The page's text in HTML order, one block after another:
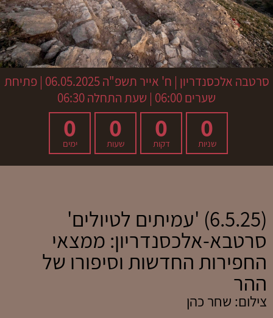
סרטבה אלכסנדריון | ח' אייר תשפ"ה
06.05.2025 | פתיחת
שערים 06:00 | שעת התחלה 06:30
0
שניות
0
דקות
0
שעות
0
ימים
(6.5.25) 'עמיתים לטיולים'
סרטבא-אלכסנדריון: ממצאי
החפירות החדשות וסיפורו של
ההר
צילום: שחר כהן